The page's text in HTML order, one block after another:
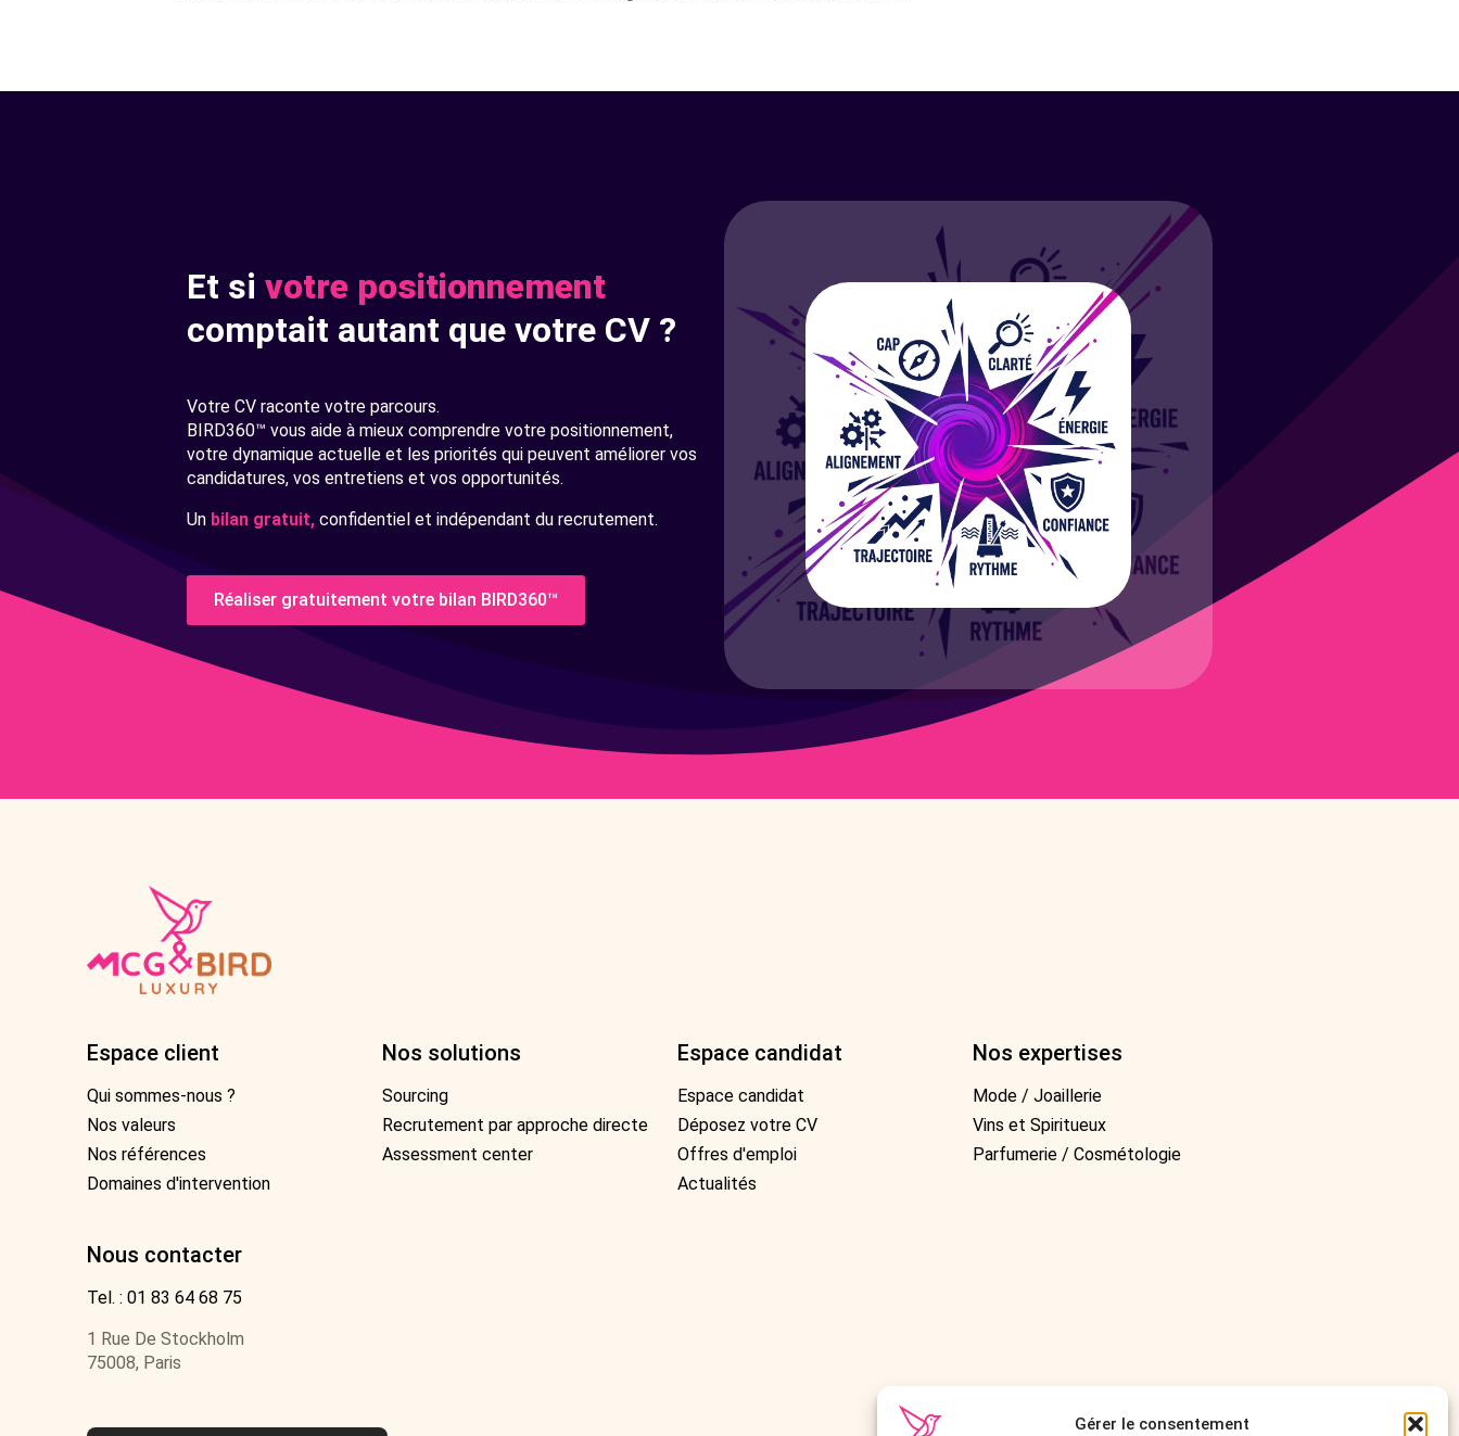
Gérer le consentement
Et si votre positionnement
comptait autant que votre CV ?
Votre CV raconte votre parcours.
BIRD360™ vous aide à mieux comprendre votre positionnement,
votre dynamique actuelle et les priorités qui peuvent améliorer vos
candidatures, vos entretiens et vos opportunités.
Un bilan gratuit, confidentiel et indépendant du recrutement.
Réaliser gratuitement votre bilan BIRD360™
Espace client
Qui sommes-nous ?
Nos valeurs
Nos références
Domaines d'intervention
Nos solutions
Sourcing
Recrutement par approche directe
Assessment center
Espace candidat
Espace candidat
Déposez votre CV
Offres d'emploi
Actualités
Nos expertises
Mode / Joaillerie
Vins et Spiritueux
Parfumerie / Cosmétologie
Nous contacter
Tel. : 01 83 64 68 75
1 Rue De Stockholm
75008, Paris